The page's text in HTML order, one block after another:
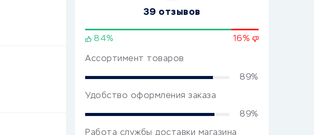
39 отзывов
84% 16%
Ассортимент товаров
89%
Удобство оформления заказа
89%
Работа службы доставки магазина